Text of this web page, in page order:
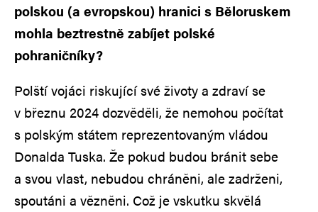
polskou (a evropskou) hranici s Běloruskem
mohla beztrestně zabíjet polské
pohraničníky?
Polští vojáci riskující své životy a zdraví se
v březnu 2024 dozvěděli, že nemohou počítat
s polským státem reprezentovaným vládou
Donalda Tuska. Že pokud budou bránit sebe
a svou vlast, nebudou chráněni, ale zadrženi,
spoutáni a vězněni. Což je vskutku skvělá